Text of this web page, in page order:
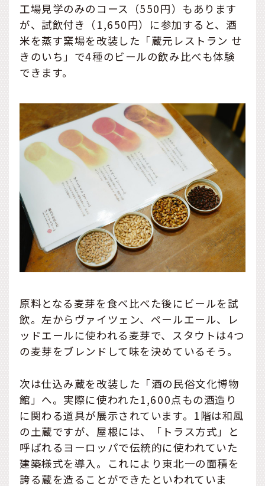
工場見学のみのコース（550円）もあります
が、試飲付き（1,650円）に参加すると、酒
米を蒸す窯場を改装した「蔵元レストラン せ
きのいち」で4種のビールの飲み比べも体験
できます。
原料となる麦芽を食べ比べた後にビールを試
飲。左からヴァイツェン、ペールエール、レ
ッドエールに使われる麦芽で、スタウトは4つ
の麦芽をブレンドして味を決めているそう。
次は仕込み蔵を改装した「酒の民俗文化博物
館」へ。実際に使われた1,600点もの酒造り
に関わる道具が展示されています。1階は和風
の土蔵ですが、屋根には、「トラス方式」と
呼ばれるヨーロッパで伝統的に使われていた
建築様式を導入。これにより東北一の面積を
誇る蔵を造ることができたといわれていま